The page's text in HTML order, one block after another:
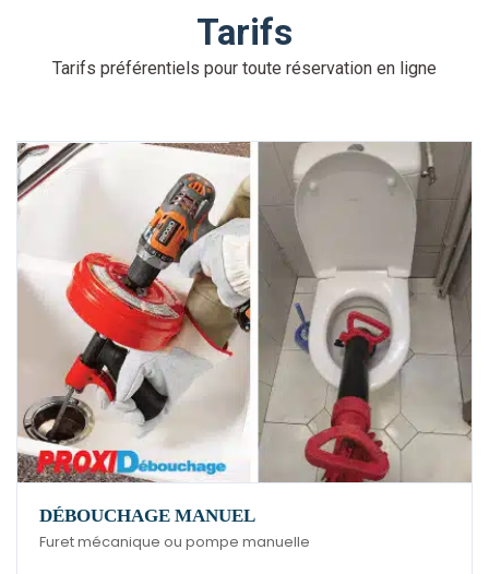
Tarifs
Tarifs préférentiels pour toute réservation en ligne
DÉBOUCHAGE MANUEL
Furet mécanique ou pompe manuelle